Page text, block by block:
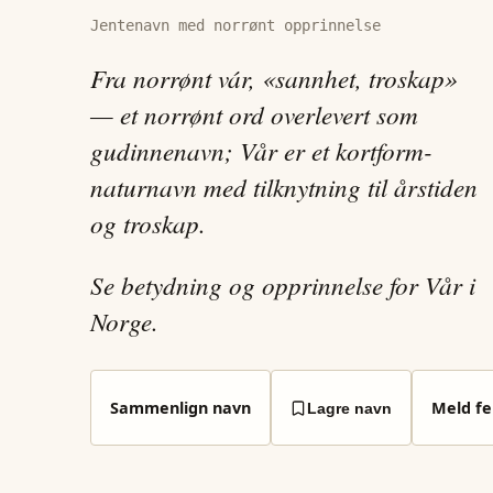
Jentenavn med norrønt opprinnelse
Fra norrønt vár, «sannhet, troskap»
— et norrønt ord overlevert som
gudinnenavn; Vår er et kortform-
naturnavn med tilknytning til årstiden
og troskap.
Se betydning og opprinnelse for Vår i
Norge.
Sammenlign navn Lagre navn Meld